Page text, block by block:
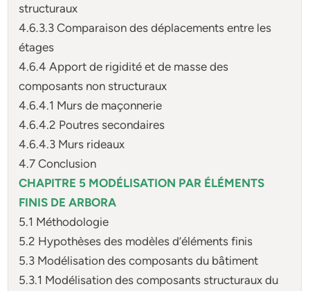
structuraux
4.6.3.3 Comparaison des déplacements entre les
étages
4.6.4 Apport de rigidité et de masse des
composants non structuraux
4.6.4.1 Murs de maçonnerie
4.6.4.2 Poutres secondaires
4.6.4.3 Murs rideaux
4.7 Conclusion
CHAPITRE 5 MODÉLISATION PAR ÉLÉMENTS
FINIS DE ARBORA
5.1 Méthodologie
5.2 Hypothèses des modèles d’éléments finis
5.3 Modélisation des composants du bâtiment
5.3.1 Modélisation des composants structuraux du